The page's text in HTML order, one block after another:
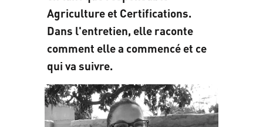
Agriculture et Certifications.
Dans l'entretien, elle raconte
comment elle a commencé et ce
qui va suivre.